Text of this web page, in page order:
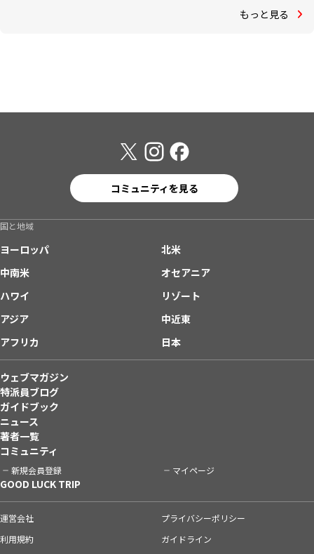
もっと見る
コミュニティを見る
国と地域
ヨーロッパ
北米
中南米
オセアニア
ハワイ
リゾート
アジア
中近東
アフリカ
日本
ウェブマガジン
特派員ブログ
ガイドブック
ニュース
著者一覧
コミュニティ
新規会員登録 マイページ
GOOD LUCK TRIP
運営会社
プライバシーポリシー
利用規約
ガイドライン